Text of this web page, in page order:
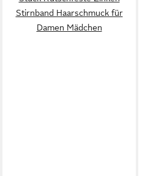
Stirnband Haarschmuck für
Damen Mädchen